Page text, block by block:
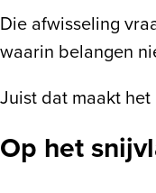
Die afwisseling
waarin belangen
Juist dat maakt
Op het